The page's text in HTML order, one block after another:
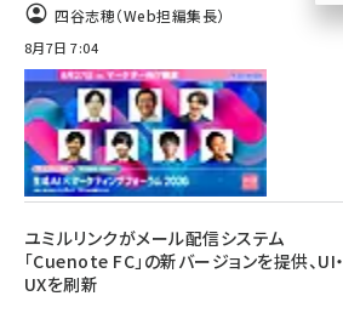
四谷志穂（Web担編集長）
8月7日 7:04
ユミルリンクがメール配信システム
「Cuenote FC」の新バージョンを提供、UI・
UXを刷新